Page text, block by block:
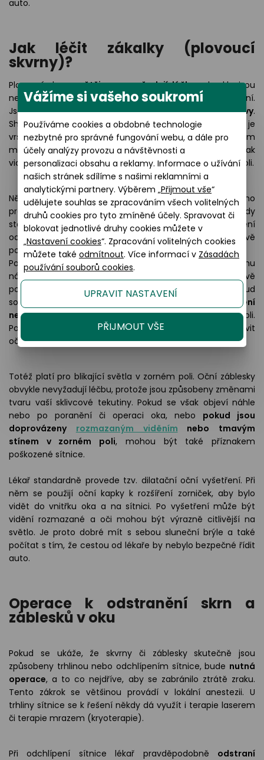
auto.
Jak léčit zákalky (plovoucí
skvrny)?
Plovoucí skvrnyvětšinou nevyžadují léčbu, obvykle jsou
neškodné. U lidí vyššího věku je jejich výskyt normální.
Jsouzpůsobeny změnami tvaru sklivce uvnitř oční bulvy.
Shluky tekutiny zvané zákalky vrhají stíny na sítnici (což je
vrstva buněk v zadní části oční bulvy – více si o tom
můžete přečíst v článku Jak funguje oko). Můžeme pak
vidět tečky, vlákna nebo klikaté čáry plovoucí v zorném poli.
Někdy však mohou být skvrny příznakem vážnějšího
problému, jako jetrhlina nebo odchlípení sítnice(tedy
stavu, kdy dojde k roztržení sítnice nebo k jejímu uvolnění
od zadní části oka). Pokud k tomu dojde, je naléhavě
potřeba léčba, aby se zabránilo ztrátě zraku.
Pokud se skvrny objevily náhle nebo došlo k rychlému
nárůstu jejich počtu, může to signalizovat právě
poškozenou sítnici. Mezi další příznaky patří, pokud
současně vnímáte
záblesky světla, rozmazané vidění
nebo tmavý „závěs“ či stínpohybující se v zorném poli.
Pokud máte tyto příznaky, měli byste co nejdříve navštívit
očního lékaře.
Totéž platí pro blikající světla v zorném poli. Oční záblesky
obvykle nevyžadují léčbu, protože jsou způsobeny změnami
tvaru vaší sklivcové tekutiny. Pokud se však objeví náhle
nebo po poranění či operaci oka, nebo pokud jsou
doprovázeny rozmazaným viděním nebo tmavým
stínem v zorném poli, mohou být také příznakem
poškozené sítnice.
Lékař standardně provede tzv. dilatační oční vyšetření. Při
něm se použijí oční kapky k rozšíření zorniček, aby bylo
vidět do vnitřku oka a na sítnici. Po vyšetření může být
vidění rozmazané a oči mohou být výrazně citlivější na
světlo. Je proto dobré mít s sebou sluneční brýle a také
počítat s tím, že cestou od lékaře by nebylo bezpečné řídit
auto.
Operace k odstranění skrn a
záblesků v oku
Pokud se ukáže, že skvrny či záblesky skutečně jsou
způsobeny trhlinou nebo odchlípením sítnice, bude nutná
operace, a to co nejdříve, aby se zabránilo ztrátě zraku.
Tento zákrok se většinou provádí v lokální anestezii. U
trhliny sítnice se k řešení někdy dá využít i terapie laserem
či terapie mrazem (kryoterapie).
Při odchlípení sítnice lékař pravděpodobně odstraní
Vážíme si vašeho soukromí
Používáme cookies a obdobné technologie
nezbytné pro správné fungování webu, a dále pro
účely analýzy provozu a návštěvnosti a
personalizaci obsahu a reklamy. Informace o užívání
našich stránek sdílíme s našimi reklamními a
analytickými partnery. Výběrem „Přijmout vše“
udělujete souhlas se zpracováním všech volitelných
druhů cookies pro tyto zmíněné účely. Spravovat či
blokovat jednotlivé druhy cookies můžete v
„Nastavení cookies“. Zpracování volitelných cookies
můžete také odmítnout. Více informací v Zásadách
používání souborů cookies.
UPRAVIT NASTAVENÍ
PŘIJMOUT VŠE